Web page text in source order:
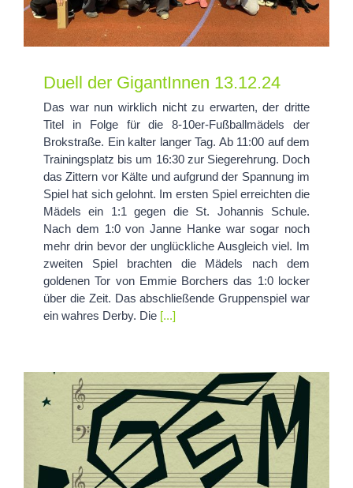
Duell der GigantInnen 13.12.24
Das war nun wirklich nicht zu erwarten, der dritte
Titel in Folge für die 8-10er-Fußballmädels der
Brokstraße. Ein kalter langer Tag. Ab 11:00 auf dem
Trainingsplatz bis um 16:30 zur Siegerehrung. Doch
das Zittern vor Kälte und aufgrund der Spannung im
Spiel hat sich gelohnt. Im ersten Spiel erreichten die
Mädels ein 1:1 gegen die St. Johannis Schule.
Nach dem 1:0 von Janne Hanke war sogar noch
mehr drin bevor der unglückliche Ausgleich viel. Im
zweiten Spiel brachten die Mädels nach dem
goldenen Tor von Emmie Borchers das 1:0 locker
über die Zeit. Das abschließende Gruppenspiel war
ein wahres Derby. Die [...]
GSM in Concert Donnerstag, 19.12.24, 18:00